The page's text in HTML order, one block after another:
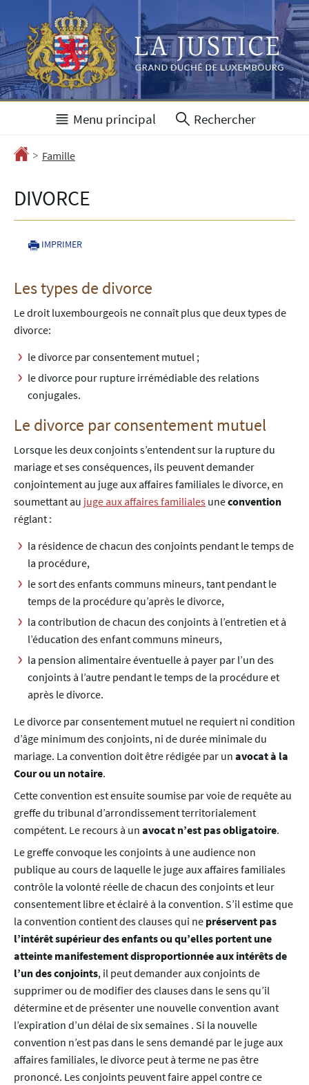
à
la
navigation
au
contenu
Menu principal Rechercher
Accueil
> Famille
DIVORCE
IMPRIMER
Les types de divorce
Le droit luxembourgeois ne connaît plus que deux types de
divorce:
le divorce par consentement mutuel ;
le divorce pour rupture irrémédiable des relations
conjugales.
Le divorce par consentement mutuel
Lorsque les deux conjoints s’entendent sur la rupture du
mariage et ses conséquences, ils peuvent demander
conjointement au juge aux affaires familiales le divorce, en
soumettant au juge aux affaires familiales uneconvention
réglant :
la résidence de chacun des conjoints pendant le temps de
la procédure,
le sort des enfants communs mineurs, tant pendant le
temps de la procédure qu’après le divorce,
la contribution de chacun des conjoints à l’entretien et à
l’éducation des enfant communs mineurs,
la pension alimentaire éventuelle à payer par l’un des
conjoints à l’autre pendant le temps de la procédure et
après le divorce.
Le divorce par consentement mutuel ne requiert ni condition
d’âge minimum des conjoints, ni de durée minimale du
mariage. La convention doit être rédigée par un avocat à la
Cour ou un notaire.
Cette convention est ensuite soumise par voie de requête au
greffe du tribunal d’arrondissement territorialement
compétent. Le recours à un avocat n’est pas obligatoire.
Le greffe convoque les conjoints à une audience non
publique au cours de laquelle le juge aux affaires familiales
contrôle la volonté réelle de chacun des conjoints et leur
consentement libre et éclairé à la convention. S’il estime que
la convention contient des clauses qui ne préservent pas
l’intérêt supérieur des enfants ou qu’elles portent une
atteinte manifestement disproportionnée aux intérêts de
l’un des conjoints, il peut demander aux conjoints de
supprimer ou de modifier des clauses dans le sens qu’il
détermine et de présenter une nouvelle convention avant
l’expiration d’un délai de six semaines . Si la nouvelle
convention n’est pas dans le sens demandé par le juge aux
affaires familiales, le divorce peut à terme ne pas être
prononcé. Les conjoints peuvent faire appel contre ce